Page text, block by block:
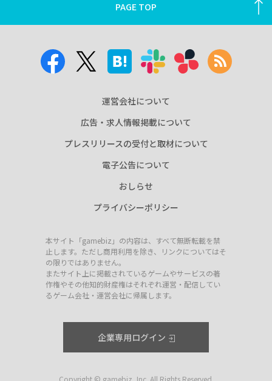
PAGE TOP
運営会社について
広告・求人情報掲載について
プレスリリースの受付と取材について
電子公告について
おしらせ
プライバシーポリシー
本サイト「gamebiz」の内容は、すべて無断転載を禁
止します。ただし商用利用を除き、リンクについてはそ
の限りではありません。
またサイト上に掲載されているゲームやサービスの著
作権やその他知的財産権はそれぞれ運営・配信してい
るゲーム会社・運営会社に帰属します。
企業専用ログイン
Copyright © gamebiz, Inc. All Rights Reserved.